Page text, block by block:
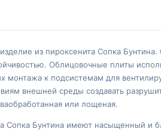
из пироксенита Сопка
Облицовочные плиты
монтажа к подсистемам для
внешней среды создавать
или лощеная.
Сопка Бунтина имеют насыщенный и